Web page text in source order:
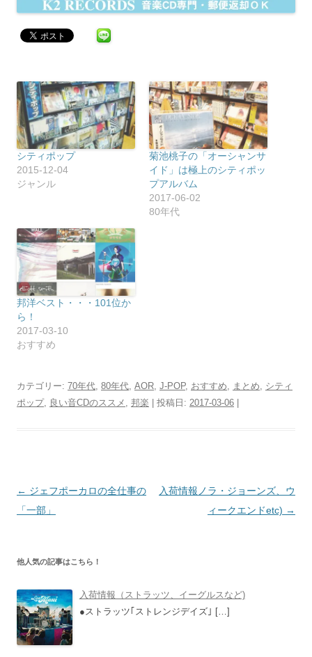
シティポップ
2015-12-04
ジャンル
菊池桃子の「オーシャンサ
イド」は極上のシティポッ
プアルバム
2017-06-02
80年代
邦洋ベスト・・・101位か
ら！
2017-03-10
おすすめ
カテゴリー: 70年代, 80年代, AOR, J-POP, おすすめ, まとめ, シティ
ポップ, 良い音CDのススメ , 邦楽 | 投稿日: 2017-03-06
投
稿
ゲ
ー
シ
ョ
ン
← ジェフポーカロの全仕事の
「一部」
入荷情報ノラ・ジョーンズ、ウ
ィークエンドetc) →
他人気の記事はこちら！
入荷情報（ストラッツ、イーグルスなど)
●ストラッツ｢ストレンジデイズ｣ […]